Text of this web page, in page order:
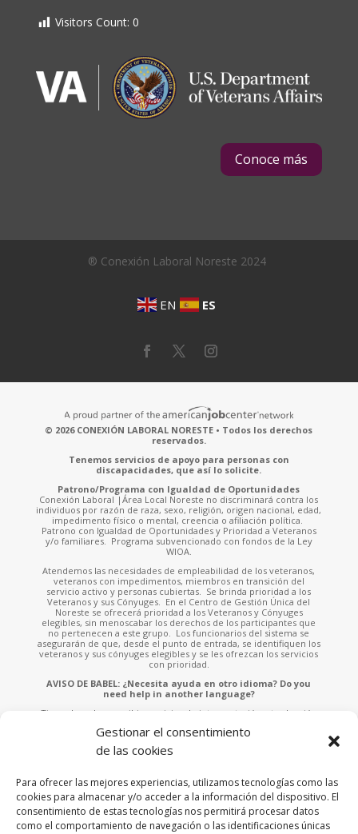
Gestionar el consentimiento
de las cookies
Para ofrecer las mejores experiencias, utilizamos tecnologías como las
cookies para almacenar y/o acceder a la información del dispositivo. El
consentimiento de estas tecnologías nos permitirá procesar datos
como el comportamiento de navegación o las identificaciones únicas
Visitors Count: 0
Conoce más
® Conexión Laboral Noreste 2024
EN ES
© 2026 CONEXIÓN LABORAL NORESTE • Todos los derechos
reservados.
Tenemos servicios de apoyo para personas con
discapacidades, que así lo solicite.
Patrono/Programa con Igualdad de Oportunidades
Conexión Laboral |Área Local Noreste no discriminará contra los
individuos por razón de raza, sexo, religión, origen nacional, edad,
impedimento físico o mental, creencia o afiliación política.
Patrono con Igualdad de Oportunidades y Prioridad a Veteranos
y/o familiares. Programa subvencionado con fondos de la Ley
WIOA.
Atendemos las necesidades de empleabilidad de los veteranos,
veteranos con impedimentos, miembros en transición del
servicio activo y personas cubiertas. Se brinda prioridad a los
Veteranos y sus Cónyuges. En el Centro de Gestión Única del
Noreste se ofrecerá prioridad a los Veteranos y Cónyuges
elegibles, sin menoscabar los derechos de los participantes que
no pertenecen a este grupo. Los funcionarios del sistema se
asegurarán de que, desde el punto de entrada, se identifiquen los
veteranos y sus cónyuges elegibles y se les ofrezcan los servicios
con prioridad.
AVISO DE BABEL: ¿Necesita ayuda en otro idioma? Do you
need help in another language?
Tiene derecho a recibir servicios de interpretación y traducción
empleados o llame al 787-953-4700 x.902 e indíquenos el idioma
que habla para asistirle. You have the right to receive free
interpretation and translation services. Please ask any of our staff
Esta página fue financiada por una subvención otorgada por la
Administración de Empleo y Adiestramiento («ETA» por sus siglas
en inglés) del Departamento de Trabajo de los Estados Unidos. La